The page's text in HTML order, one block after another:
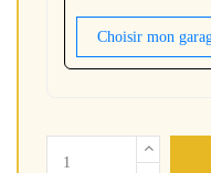
Choisir mon